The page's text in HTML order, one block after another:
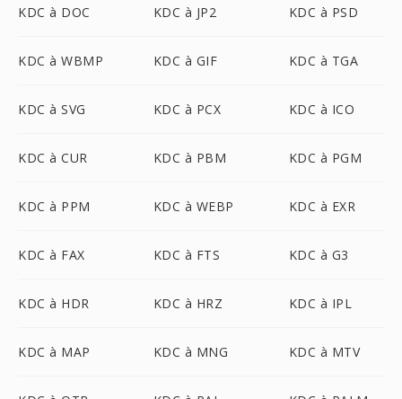
KDC à DOC KDC à JP2 KDC à PSD
KDC à WBMP KDC à GIF KDC à TGA
KDC à SVG KDC à PCX KDC à ICO
KDC à CUR KDC à PBM KDC à PGM
KDC à PPM KDC à WEBP KDC à EXR
KDC à FAX KDC à FTS KDC à G3
KDC à HDR KDC à HRZ KDC à IPL
KDC à MAP KDC à MNG KDC à MTV